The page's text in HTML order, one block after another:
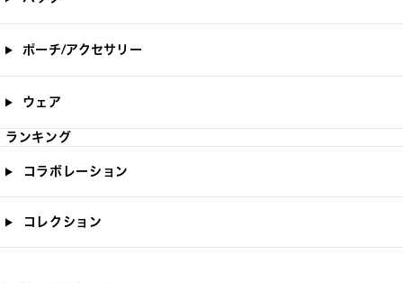
ポーチ/アクセサリー
ウェア
ランキング
コラボレーション
コレクション